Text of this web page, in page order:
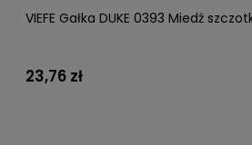
VIEFE Gałka DUKE 0393 Miedź
23,76 zł